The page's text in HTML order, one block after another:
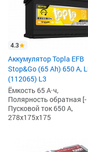
4.3
Аккумулятор Topla EFB
Stop&Go (65 Ah) 650 А,
(112065) L3
Ёмкость 65 А·ч,
Полярность обратная [-
Пусковой ток 650 А,
278x175x175